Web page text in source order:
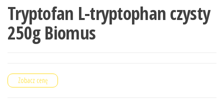
Tryptofan L-tryptophan czysty
250g Biomus
Zobacz cenę